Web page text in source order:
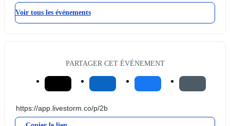
Voir tous les événements
PARTAGER CET ÉVÉNEMENT